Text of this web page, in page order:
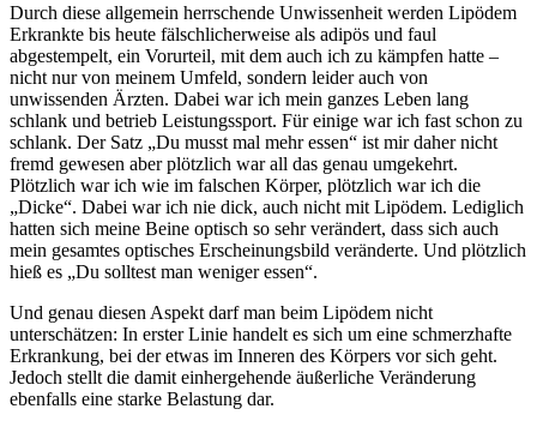
Durch diese allgemein herrschende Unwissenheit werden Lipödem
Erkrankte bis heute fälschlicherweise als adipös und faul
abgestempelt, ein Vorurteil, mit dem auch ich zu kämpfen hatte –
nicht nur von meinem Umfeld, sondern leider auch von
unwissenden Ärzten. Dabei war ich mein ganzes Leben lang
schlank und betrieb Leistungssport. Für einige war ich fast schon zu
schlank. Der Satz „Du musst mal mehr essen“ ist mir daher nicht
fremd gewesen aber plötzlich war all das genau umgekehrt.
Plötzlich war ich wie im falschen Körper, plötzlich war ich die
„Dicke“. Dabei war ich nie dick, auch nicht mit Lipödem. Lediglich
hatten sich meine Beine optisch so sehr verändert, dass sich auch
mein gesamtes optisches Erscheinungsbild veränderte. Und plötzlich
hieß es „Du solltest man weniger essen“.
Und genau diesen Aspekt darf man beim Lipödem nicht
unterschätzen: In erster Linie handelt es sich um eine schmerzhafte
Erkrankung, bei der etwas im Inneren des Körpers vor sich geht.
Jedoch stellt die damit einhergehende äußerliche Veränderung
ebenfalls eine starke Belastung dar.